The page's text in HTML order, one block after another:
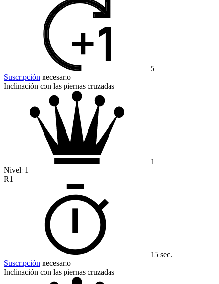
5
Suscripción necesario
Inclinación con las piernas cruzadas
1
Nivel: 1
R1
15 sec.
Suscripción necesario
Inclinación con las piernas cruzadas